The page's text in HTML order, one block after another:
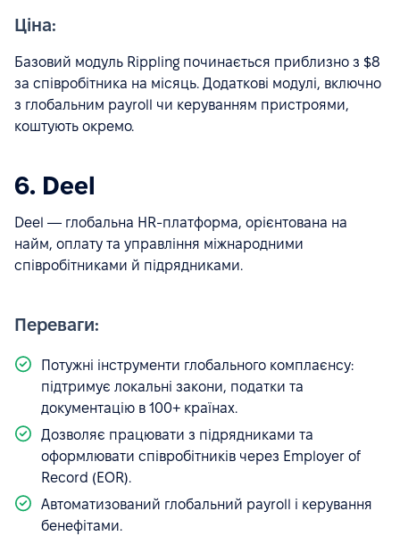
Ціна:
Базовий модуль Rippling починається приблизно з $8
за співробітника на місяць. Додаткові модулі, включно
з глобальним payroll чи керуванням пристроями,
коштують окремо.
6. Deel
Deel — глобальна HR-платформа, орієнтована на
найм, оплату та управління міжнародними
співробітниками й підрядниками.
Переваги:
Потужні інструменти глобального комплаєнсу:
підтримує локальні закони, податки та
документацію в 100+ країнах.
Дозволяє працювати з підрядниками та
оформлювати співробітників через Employer of
Record (EOR).
Автоматизований глобальний payroll і керування
бенефітами.